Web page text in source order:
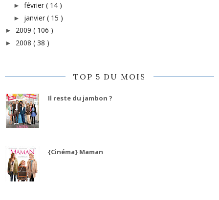
► février ( 14 )
► janvier ( 15 )
► 2009 ( 106 )
► 2008 ( 38 )
TOP 5 DU MOIS
Il reste du jambon ?
{Cinéma} Maman